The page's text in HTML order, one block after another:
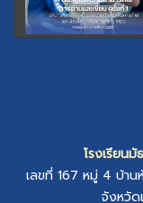
โรงเรียน
เลขที่ 167 หมู่ 4 บ้าน
จังหวัด